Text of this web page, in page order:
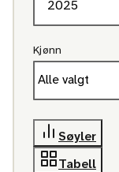
Kjønn
Alle valgt
Søyler
Tabell